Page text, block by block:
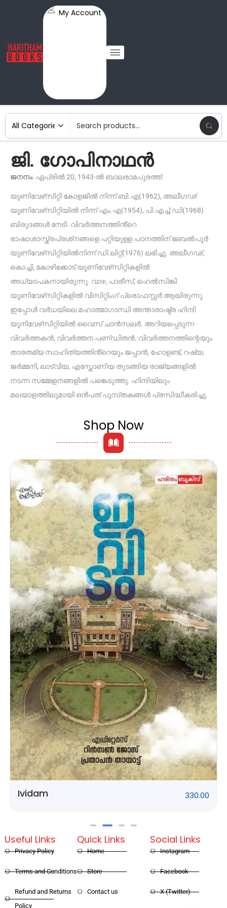
My Account
ജി. ഗോപിനാഥൻ
ജനനം: ഏപ്രിൽ 20, 1943-ൽ ബാലരാമപുരത്ത്.
യൂണിവേഴ്‌സിറ്റി കോളജിൽ നിന്ന് ബി.എ(1962), അലീഗഢ്
യൂണിവേഴ്‌സിറ്റിയിൽ നിന്ന് എം.എ(1954), പി.എച്ച്.ഡി(1968)
ബിരുദങ്ങൾ നേടി. വിവർത്തനത്തിൻ്റെ
ഭാഷാശാസ്ത്രപ്രശ്‌നങ്ങളെ പറ്റിയുള്ള പഠനത്തിന് ജബൽപൂർ
യൂണിവേഴ്‌സിറ്റിയിൽനിന്ന് ഡി.ലിറ്റ്(1976) ലഭിച്ചു. അലീഗഢ്,
കൊച്ചി, കോഴിക്കോട് യൂണിവേഴ്‌സിറ്റികളിൽ
അധ്യാപകനായിരുന്നു. വാഴ‌, പാരീസ്, ഹെൽസിങ്കി
യൂണിവേഴ്‌സിറ്റികളിൽ വിസിറ്റിംഗ് പ്രൊഫസ്സർ ആയിരുന്നു.
ഇപ്പോൾ വർധയിലെ മഹാത്മാഗാന്ധി അന്താരാഷ്ട്ര ഹിന്ദി
യൂനിവേഴ്‌സിറ്റിയിൽ വൈസ് ചാൻസലർ. അറിയപ്പെടുന്ന
വിവർത്തകൻ, വിവർത്തന പണ്‌ഡിതൻ. വിവർത്തനത്തിന്റെയും
താരതമ്യ സാഹിത്യത്തിൻ്റെയും ജപ്പാൻ, ഹോളണ്ട്, റഷ്യ,
ജർമ്മനി, ലാട്‌വിയ, എസ്തോണിയ തുടങ്ങിയ രാജ്യങ്ങളിൽ
നടന്ന സമ്മേളനങ്ങളിൽ പങ്കെടുത്തു. ഹിന്ദിയിലും
മലയാളത്തിലുമായി ഒൻപത് പുസ്‌തകങ്ങൾ പ്രസിദ്ധീകരിച്ചു.
Shop Now
Rithubhethangal
Quick Links
Useful Links
Refund and Returns
Social Links